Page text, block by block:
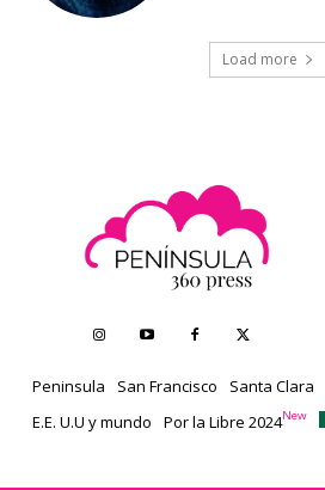
Load more
Peninsula San Francisco Santa Clara
E.E. U.U y mundo
Por la Libre 2024New